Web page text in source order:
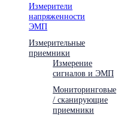
Измерители
напряженности
ЭМП
Измерительные
приемники
Измерение
сигналов и ЭМП
Мониторинговые
/ сканирующие
приемники